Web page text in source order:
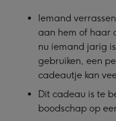
Iemand
aan hem of haar
nu iemand jarig
gebruiken, een
cadeautje kan
Dit cadeau is te
boodschap op